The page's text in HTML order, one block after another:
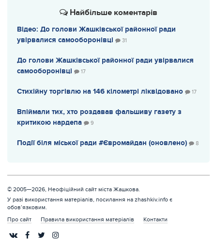
Найбільше коментарів
Відео: До голови Жашківської районної ради
увірвалися самооборонівці
31
До голови Жашківської районної ради увірвалися
самооборонівці
17
Стихійну торгівлю на 146 кілометрі ліквідовано 17
Впіймали тих, хто роздавав фальшиву газету з
критикою нардепа
9
Події біля міської ради #Євромайдан (оновлено) 8
© 2005—2026, Неофіційний сайт міста Жашкова.
У разі використання матеріалів, посилання на zhashkiv.info є
обов’язковим.
Про сайт
Правила використання матеріалів Контакти